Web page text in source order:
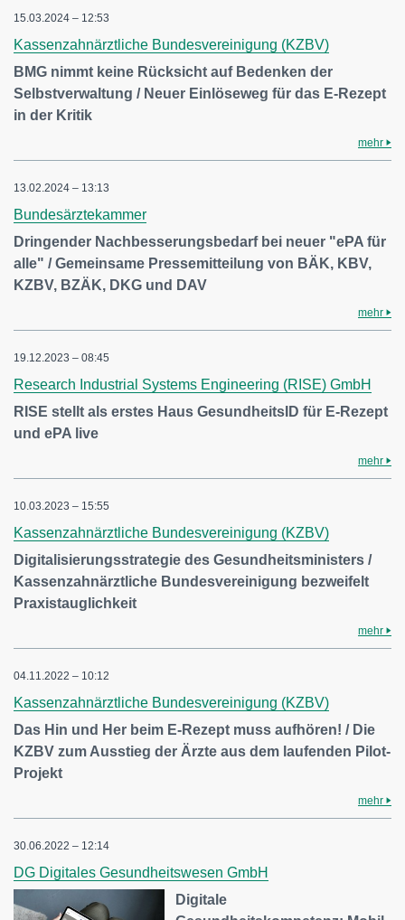
15.03.2024 – 12:53
Kassenzahnärztliche Bundesvereinigung (KZBV)
BMG nimmt keine Rücksicht auf Bedenken der
Selbstverwaltung / Neuer Einlöseweg für das E-Rezept
in der Kritik
mehr
13.02.2024 – 13:13
Bundesärztekammer
Dringender Nachbesserungsbedarf bei neuer "ePA für
alle" / Gemeinsame Pressemitteilung von BÄK, KBV,
KZBV, BZÄK, DKG und DAV
mehr
19.12.2023 – 08:45
Research Industrial Systems Engineering (RISE) GmbH
RISE stellt als erstes Haus GesundheitsID für E-Rezept
und ePA live
mehr
10.03.2023 – 15:55
Kassenzahnärztliche Bundesvereinigung (KZBV)
Digitalisierungsstrategie des Gesundheitsministers /
Kassenzahnärztliche Bundesvereinigung bezweifelt
Praxistauglichkeit
mehr
04.11.2022 – 10:12
Kassenzahnärztliche Bundesvereinigung (KZBV)
Das Hin und Her beim E-Rezept muss aufhören! / Die
KZBV zum Ausstieg der Ärzte aus dem laufenden Pilot-
Projekt
mehr
30.06.2022 – 12:14
DG Digitales Gesundheitswesen GmbH
Digitale